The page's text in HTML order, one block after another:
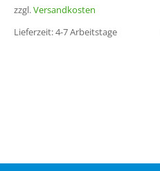
zzgl.Versandkosten
Lieferzeit: 4-7 Arbeitstage